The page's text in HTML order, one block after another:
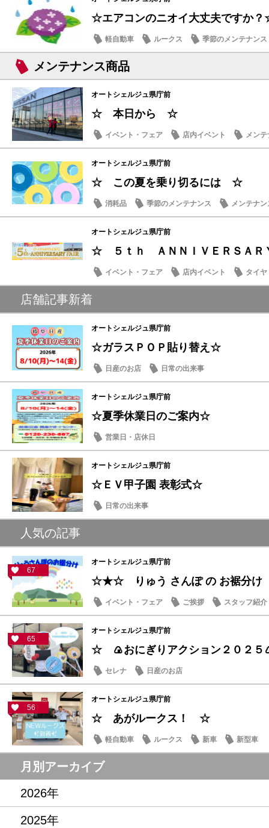
☆エアコンのニオイ大丈夫ですか
軽自動車 ルークス 季節のメンテナンス
メンテナンス商品
オートシェルジュ県庁前
☆ 本日から ☆
イベント・フェア 店内イベント メン
オートシェルジュ県庁前
☆ この夏を乗り切るには ☆
消耗品 季節のメンテナンス メンテナ
オートシェルジュ県庁前
☆ ５ｔｈ ＡＮＮＩＶＥＲＳＡ
イベント・フェア 店内イベント タイヤ
店舗記事新着
オートシェルジュ県庁前
☆ガラスＰＯＰ貼り替え☆
日産のお店 日常の出来事
オートシェルジュ県庁前
☆夏季休業日のご案内☆
営業日・店休日
オートシェルジュ県庁前
☆ＥＶ甲子園 表彰式☆
日常の出来事
人気の記事
67
オートシェルジュ県庁前
☆★☆ りゅう さんぽ の お裾分
イベント・フェア ご挨拶 スタッフ紹介
65
オートシェルジュ県庁前
☆ 🍙おにぎりアクション２０２
セレナ 日産のお店
56
オートシェルジュ県庁前
☆ あがルークス！ ☆
軽自動車 ルークス 新車 新型車
月別アーカイブ
2026年
2025年